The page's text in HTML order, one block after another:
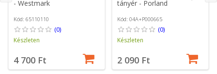
- Westmark
Kód: 65110110
(0)
Készleten
4 700 Ft
tányér - Porland
Kód: 04A+P000665
(0)
Készleten
2 090 Ft